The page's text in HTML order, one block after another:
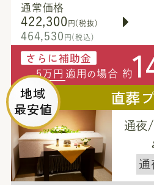
通常価格
422,300 円(税抜)
464,530 円(税込)
さらに補助金
5万円 適用 の 場合 約
地域
最安値
直葬
通夜
通